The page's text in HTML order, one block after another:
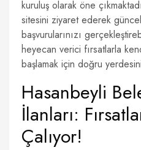
kuruluş olarak öne
sitesini ziyaret ederek
başvurularınızı
heyecan verici fırsatlarla
başlamak için doğru
Hasanbeyli
İlanları:
Çalıyor!